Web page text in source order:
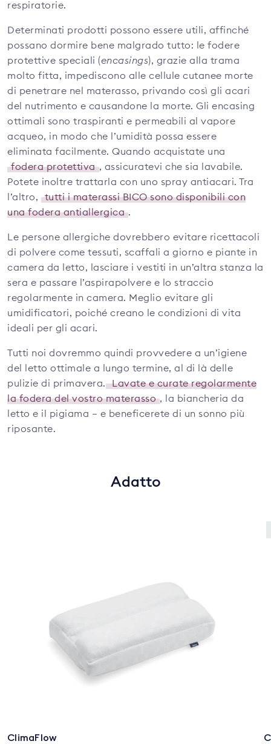
respiratorie.
Determinati prodotti possono essere utili, affinché
possano dormire bene malgrado tutto: le fodere
protettive speciali (encasings), grazie alla trama
molto fitta, impediscono alle cellule cutanee morte
di penetrare nel materasso, privando così gli acari
del nutrimento e causandone la morte. Gli encasing
ottimali sono traspiranti e permeabili al vapore
acqueo, in modo che l’umidità possa essere
eliminata facilmente. Quando acquistate una
fodera protettiva , assicuratevi che sia lavabile.
Potete inoltre trattarla con uno spray antiacari. Tra
l’altro, tutti i materassi BICO sono disponibili con
una fodera antiallergica .
Le persone allergiche dovrebbero evitare ricettacoli
di polvere come tessuti, scaffali a giorno e piante in
camera da letto, lasciare i vestiti in un’altra stanza la
sera e passare l’aspirapolvere e lo straccio
regolarmente in camera. Meglio evitare gli
umidificatori, poiché creano le condizioni di vita
ideali per gli acari.
Tutti noi dovremmo quindi provvedere a un’igiene
del letto ottimale a lungo termine, al di là delle
pulizie di primavera. Lavate e curate regolarmente
la fodera del vostro materasso , la biancheria da
letto e il pigiama – e beneficerete di un sonno più
riposante.
Adatto
ClimaFlow